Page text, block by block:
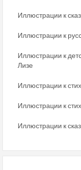
Иллюстрации к
Иллюстрации к
Иллюстрации к
Лизе
Иллюстрации к
Иллюстрации к
Иллюстрации к